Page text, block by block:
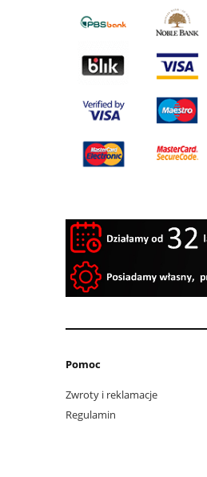
Pomoc
Zwroty i reklamacje
Regulamin